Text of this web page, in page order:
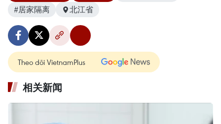
#居家隔离
北江省
Theo dõi VietnamPlus
相关新闻